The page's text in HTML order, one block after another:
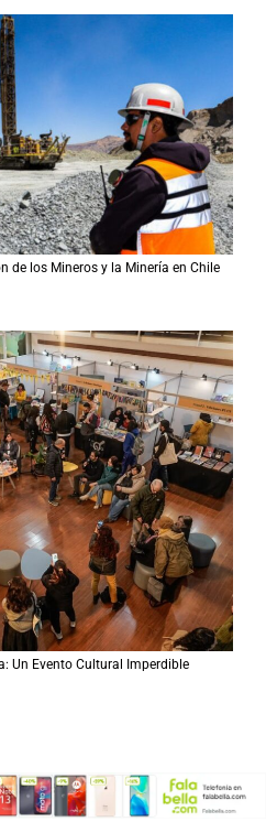
de los Mineros y la Minería en Chile
Un Evento Cultural Imperdible